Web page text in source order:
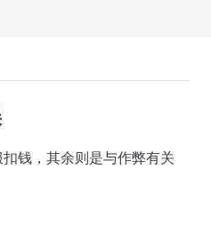
钱，其余则是与作弊有关